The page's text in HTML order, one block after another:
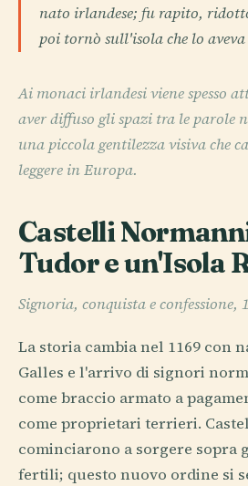
nato irlandese; fu rapito,
poi tornò sull'isola che lo aveva
Ai monaci irlandesi viene spesso
aver diffuso gli spazi tra le parole
una piccola gentilezza visiva che
leggere in Europa.
Castelli
Tudor e un'Isola
Signoria, conquista e confessione,
La storia cambia nel 1169 con
Galles e l'arrivo di signori
come braccio armato a
come proprietari terrieri.
cominciarono a sorgere sopra
fertili; questo nuovo ordine si